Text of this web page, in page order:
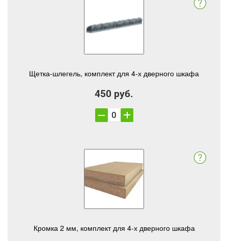
Щетка-шлегель, комплект для 4-х дверного шкафа
450 руб.
Кромка 2 мм, комплект для 4-х дверного шкафа